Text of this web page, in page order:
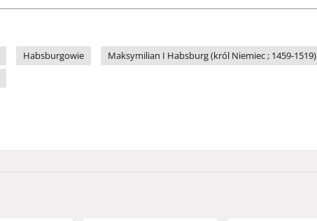
Habsburgowie
Maksymilian I Habsburg (król Niemiec ; 1459-1519)